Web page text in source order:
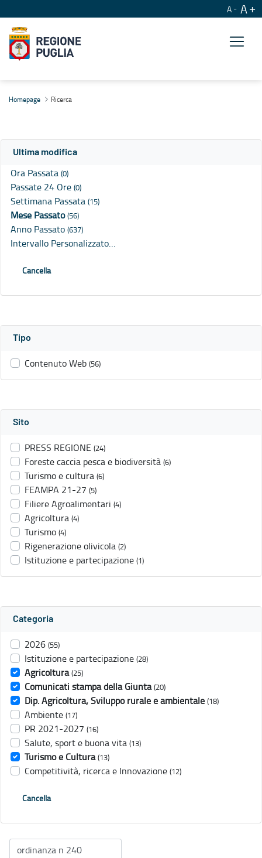
A A
Homepage Ricerca
Ultima modifica
Ora Passata (0)
Passate 24 Ore (0)
Settimana Passata (15)
Mese Passato(56)
Anno Passato (637)
Intervallo Personalizzato…
Cancella
Tipo
Contenuto Web (56)
Sito
PRESS REGIONE (24)
Foreste caccia pesca e biodiversità (6)
Turismo e cultura (6)
FEAMPA 21-27 (5)
Filiere Agroalimentari (4)
Agricoltura (4)
Turismo (4)
Rigenerazione olivicola (2)
Istituzione e partecipazione (1)
Categoria
2026 (55)
Istituzione e partecipazione (28)
Agricoltura (25)
Comunicati stampa della Giunta (20)
Dip. Agricoltura, Sviluppo rurale e ambientale (18)
Ambiente (17)
PR 2021-2027 (16)
Salute, sport e buona vita (13)
Turismo e Cultura (13)
Competitività, ricerca e Innovazione (12)
Cancella